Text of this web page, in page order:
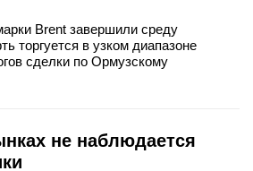
Brent завершили среду
торгуется в узком диапазоне
сделки по Ормузскому
не наблюдается